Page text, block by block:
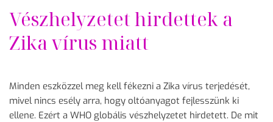
Vészhelyzetet hirdettek a
Zika vírus miatt
Minden eszközzel meg kell fékezni a Zika vírus terjedését,
mivel nincs esély arra, hogy oltóanyagot fejlesszünk ki
ellene. Ezért a WHO globális vészhelyzetet hirdetett. De mit